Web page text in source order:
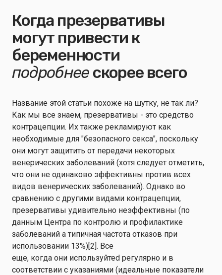
Когда презервативы
могут привести к
беременности
подробнее скорее всего
Название этой статьи похоже на шутку, не так ли?
Как мы все знаем, презервативы - это средство
контрацепции. Их также рекламируют как
необходимые для "безопасного секса", поскольку
они могут защитить от передачи некоторых
венерических заболеваний (хотя следует отметить,
что они не одинаково эффективны против всех
видов венерических заболеваний). Однако во
сравнению с другими видами контрацепции,
презервативы удивительно неэффективны (по
данным Центра по контролю и профилактике
заболеваний a типичная частота отказов при
использовании 13%)[2]. Все
еще, когда они используйтеd регулярно и в
соответствии с указаниями (идеальные показатели